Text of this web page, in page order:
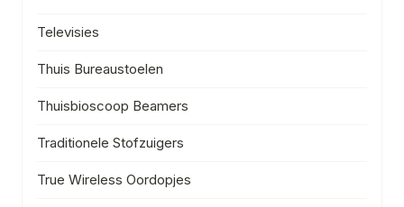
Televisies
Thuis Bureaustoelen
Thuisbioscoop Beamers
Traditionele Stofzuigers
True Wireless Oordopjes